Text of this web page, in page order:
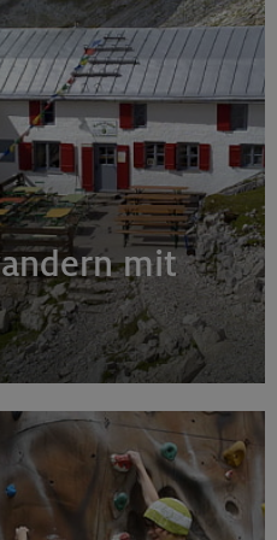
für 8-12 Jährige
für 8-12 Jährige
mit